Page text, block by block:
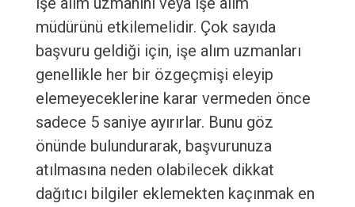
müdürünü etkilemelidir. Çok sayıda
başvuru geldiği için, işe alım uzmanları
genellikle her bir özgeçmişi eleyip
elemeyeceklerine karar vermeden önce
sadece 5 saniye ayırırlar. Bunu göz
önünde bulundurarak, başvurunuza
atılmasına neden olabilecek dikkat
dağıtıcı bilgiler eklemekten kaçınmak en